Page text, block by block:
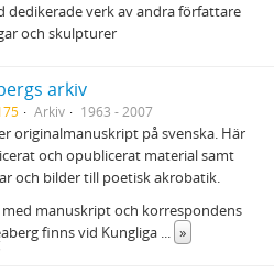
dedikerade verk av andra författare
och skulpturer
arkiv
Arkiv 1963 - 2007
originalmanuskript på svenska. Här
och opublicerat material samt
och bilder till poetisk akrobatik.
manuskript och korrespondens
finns vid Kungliga ... »